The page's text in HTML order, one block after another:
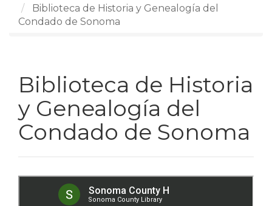
Biblioteca de Historia y Genealogía del
Condado de Sonoma
Biblioteca de Historia
y Genealogía del
Condado de Sonoma